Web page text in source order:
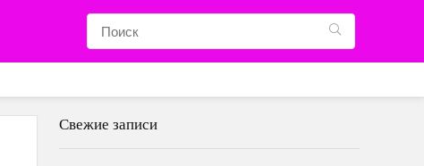
Свежие записи